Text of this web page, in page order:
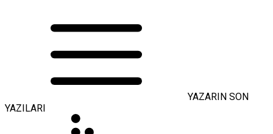
YAZARIN SON
YAZILARI